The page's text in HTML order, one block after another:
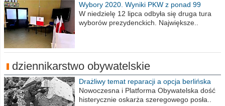
Wybory 2020. Wyniki PKW z ponad 99
procent obwodów
W niedzielę 12 lipca odbyła się druga tura
wyborów prezydenckich. Największe..
dziennikarstwo obywatelskie
Drażliwy temat reparacji a opcja berlińska
Nowoczesna i Platforma Obywatelska dość
histerycznie oskarża szeregowego posła..